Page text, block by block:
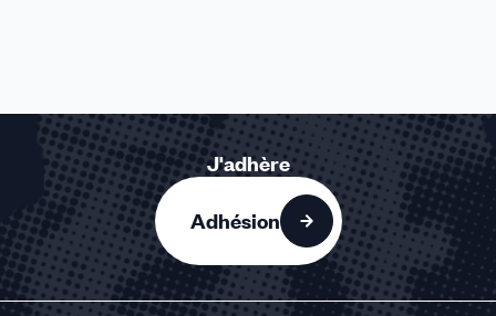
J'adhère
Adhésion